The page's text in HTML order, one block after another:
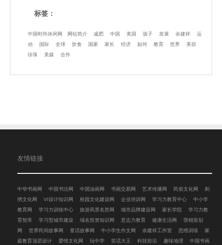
标签：
中国时尚休闲网 网站简介 减肥 中国 美国 孩子 发展 余建祥
运
动
国际 全球 饮食 国家 家长 经济 如何 教育 世界
美容
珍珠
美媒 合作
友情链接
中华书画网 中国书法网 中国油画网 书画交易网 艺术传播网 民俗文化网
刺
绣文化网
VI设计知识网 校园文化建设网 企业培训网 学习力教育中心
中小学
教育网
学习力训练中心 旅游风景名胜网 城市品牌建设网 家长学院
学习力教
育智库
学习型城市建设 域名投资知识网 意志力教育 健康生活网
营销策划
网
世界民间故事网 童话故事网 中小学生作文网 余建祥工作室 思维训练
家
庭教育顶层设计
爱情文化网 玩中学 笑话大王 科技前沿 趣味地理 中国书画